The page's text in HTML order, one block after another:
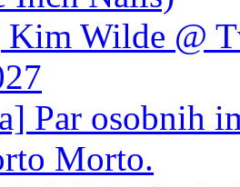
Kim Wilde @
Par osobnih
Morto.